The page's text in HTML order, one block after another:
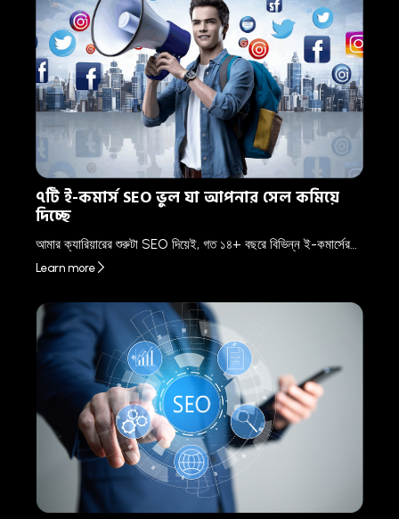
৭টি ই-কমার্স SEO ভুল যা আপনার সেল কমিয়ে
দিচ্ছে
আমার ক্যারিয়ারের শুরুটা SEO দিয়েই, গত ১৪+ বছরে বিভিন্ন ই-কমার্সের…
Learn more